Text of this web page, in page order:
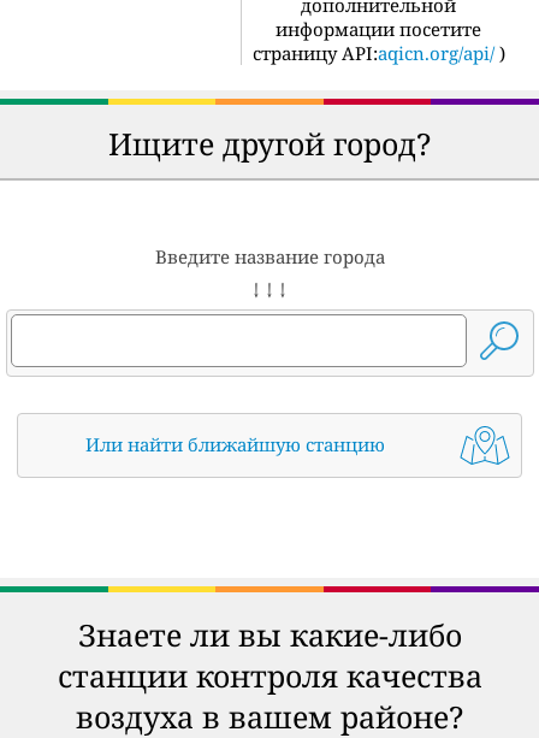
информации посетите
страницу API:aqicn.org/api/ )
Ищите другой город?
Введите название города
↓ ↓ ↓
Или найти ближайшую станцию
Знаете ли вы какие-либо
станции контроля качества
воздуха в вашем районе?